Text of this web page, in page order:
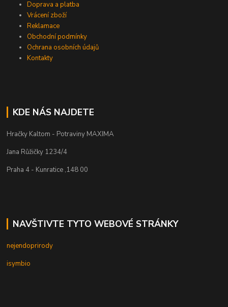
Doprava a platba
Vrácení zboží
Reklamace
Obchodní podmínky
Ochrana osobních údajů
Kontakty
KDE NÁS NAJDETE
Hračky Kaltom - Potraviny MAXIMA
Jana Růžičky 1234/4
Praha 4 - Kunratice ,148 00
NAVŠTIVTE TYTO WEBOVÉ STRÁNKY
nejendoprirody
isymbio